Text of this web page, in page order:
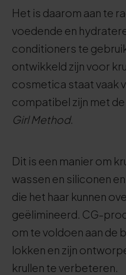
Het is daarom aan te
voedende en
conditioners te
ontwikkeld zijn voor
cosmetica staat vaak
compatibel zijn met
Girl Method.
Dit is een manier om
wassen en siliconen
die het haar kunnen
geëlimineerd. CG-
om te voldoen aan de
lokken en zijn
krullen te verbeteren.